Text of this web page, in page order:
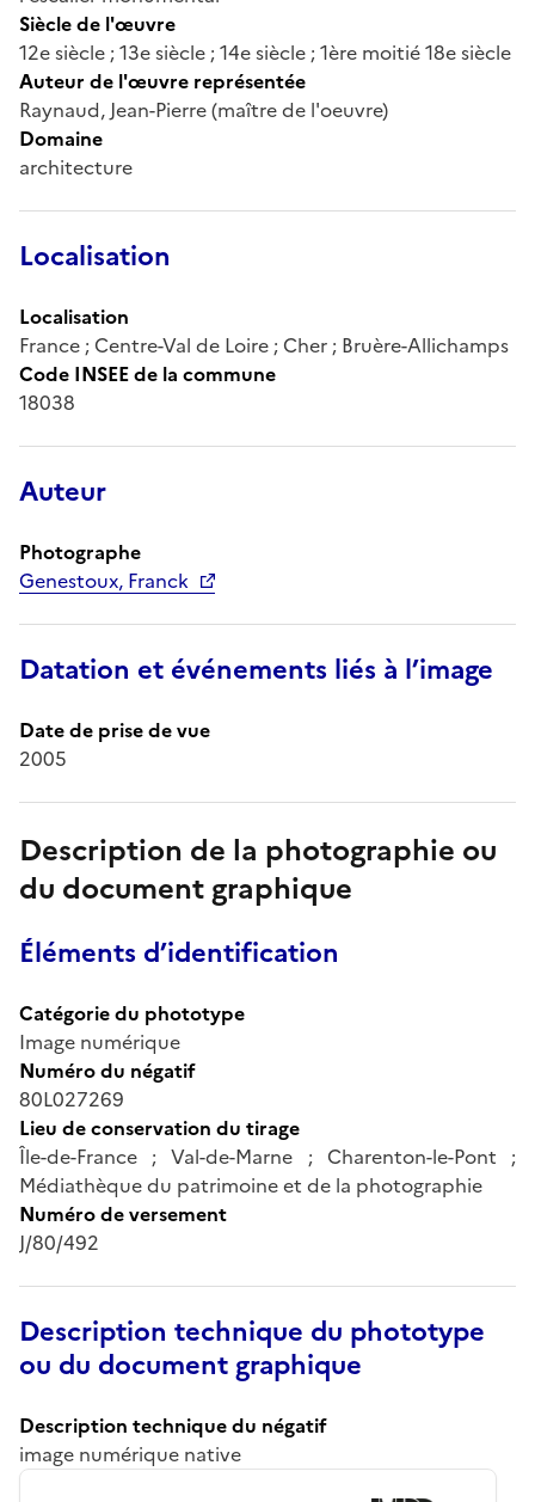
Siècle de l'œuvre
12e siècle ; 13e siècle ; 14e siècle ; 1ère moitié 18e siècle
Auteur de l'œuvre représentée
Raynaud, Jean-Pierre (maître de l'oeuvre)
Domaine
architecture
Localisation
Localisation
France ; Centre-Val de Loire ; Cher ; Bruère-Allichamps
Code INSEE de la commune
18038
Auteur
Photographe
Genestoux, Franck
Datation et événements liés à l’image
Date de prise de vue
2005
Description de la photographie ou
du document graphique
Éléments d’identification
Catégorie du phototype
Image numérique
Numéro du négatif
80L027269
Lieu de conservation du tirage
Île-de-France ; Val-de-Marne ; Charenton-le-Pont ;
Médiathèque du patrimoine et de la photographie
Numéro de versement
J/80/492
Description technique du phototype
ou du document graphique
Description technique du négatif
image numérique native